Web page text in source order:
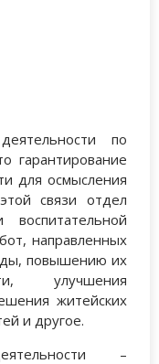
по
гарантирование
для осмысления
связи отдел
направленных
повышению их
улучшения
житейских
и другое.
–